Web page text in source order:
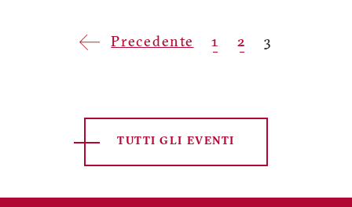
Pagina
Precedente Pagina
1 Pagina
2
Pagina
3
TUTTI GLI EVENTI